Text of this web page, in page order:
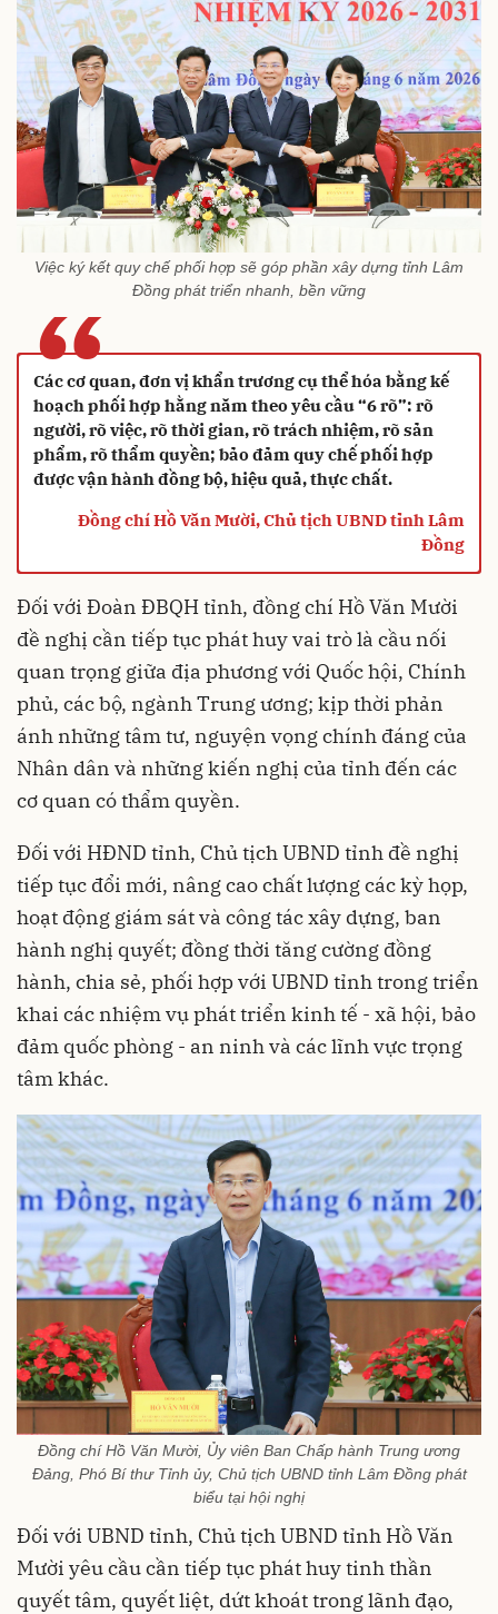
Việc ký kết quy chế phối hợp sẽ góp phần xây dựng tỉnh Lâm
Đồng phát triển nhanh, bền vững
“
Các cơ quan, đơn vị khẩn trương cụ thể hóa bằng kế
hoạch phối hợp hằng năm theo yêu cầu “6 rõ”: rõ
người, rõ việc, rõ thời gian, rõ trách nhiệm, rõ sản
phẩm, rõ thẩm quyền; bảo đảm quy chế phối hợp
được vận hành đồng bộ, hiệu quả, thực chất.
Đồng chí Hồ Văn Mười, Chủ tịch UBND tỉnh Lâm
Đồng
Đối với Đoàn ĐBQH tỉnh, đồng chí Hồ Văn Mười
đề nghị cần tiếp tục phát huy vai trò là cầu nối
quan trọng giữa địa phương với Quốc hội, Chính
phủ, các bộ, ngành Trung ương; kịp thời phản
ánh những tâm tư, nguyện vọng chính đáng của
Nhân dân và những kiến nghị của tỉnh đến các
cơ quan có thẩm quyền.
Đối với HĐND tỉnh, Chủ tịch UBND tỉnh đề nghị
tiếp tục đổi mới, nâng cao chất lượng các kỳ họp,
hoạt động giám sát và công tác xây dựng, ban
hành nghị quyết; đồng thời tăng cường đồng
hành, chia sẻ, phối hợp với UBND tỉnh trong triển
khai các nhiệm vụ phát triển kinh tế - xã hội, bảo
đảm quốc phòng - an ninh và các lĩnh vực trọng
tâm khác.
Đồng chí Hồ Văn Mười, Ủy viên Ban Chấp hành Trung ương
Đảng, Phó Bí thư Tỉnh ủy, Chủ tịch UBND tỉnh Lâm Đồng phát
biểu tại hội nghị
Đối với UBND tỉnh, Chủ tịch UBND tỉnh Hồ Văn
Mười yêu cầu cần tiếp tục phát huy tinh thần
quyết tâm, quyết liệt, dứt khoát trong lãnh đạo,